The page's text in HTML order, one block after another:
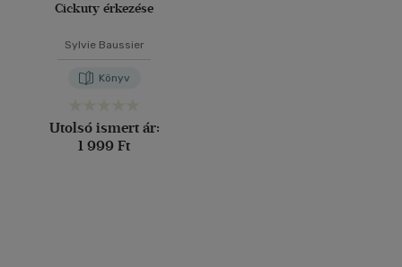
Cickuty érkezése
Sylvie Baussier
Könyv
Utolsó ismert ár:
1 999 Ft